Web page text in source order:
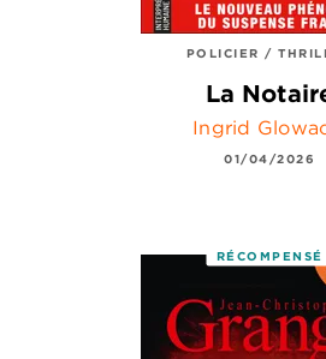
POLICIER /
La
Ingrid
01/04/2026
RÉCOMPENSÉ